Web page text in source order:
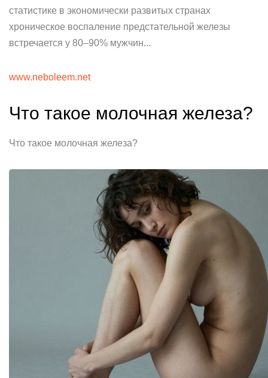
статистике в экономически развитых странах
хроническое воспаление предстательной железы
встречается у 80–90% мужчин...
www.neboleem.net
Что такое молочная железа?
Что такое молочная железа?